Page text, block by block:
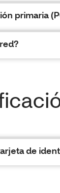
primaria
de